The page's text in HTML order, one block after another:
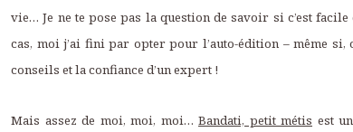
vie… Je ne te pose pas la question de savoir si c’est
cas, moi j’ai fini par opter pour l’auto-édition – même si,
conseils et la confiance d’un expert !
Mais assez de moi, moi, moi…Bandati, petit métis est